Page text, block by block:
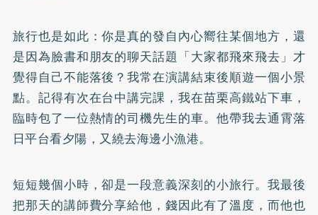
旅行也是如此：你是真的發自內心嚮往某個地方，還
是因為臉書和朋友的聊天話題「大家都飛來飛去」才
覺得自己不能落後？我常在演講結束後順遊一個小景
點。記得有次在台中講完課，我在苗栗高鐵站下車，
臨時包了一位熱情的司機先生的車。他帶我去通霄落
日平台看夕陽，又繞去海邊小漁港。
短短幾個小時，卻是一段意義深刻的小旅行。我最後
把那天的講師費分享給他，錢因此有了溫度，而他也